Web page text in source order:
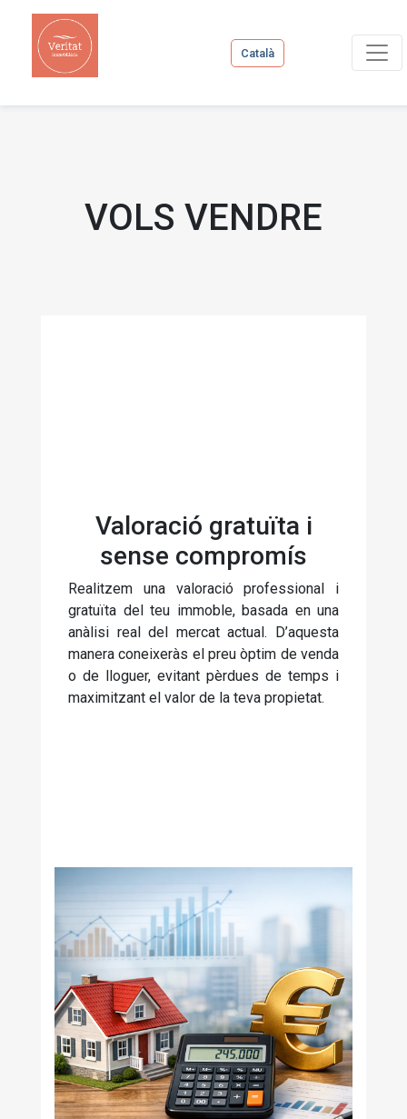
Català
VOLS VENDRE
Valoració gratuïta i
sense compromís
Realitzem una valoració professional i
gratuïta del teu immoble, basada en una
anàlisi real del mercat actual. D’aquesta
manera coneixeràs el preu òptim de venda
o de lloguer, evitant pèrdues de temps i
maximitzant el valor de la teva propietat.